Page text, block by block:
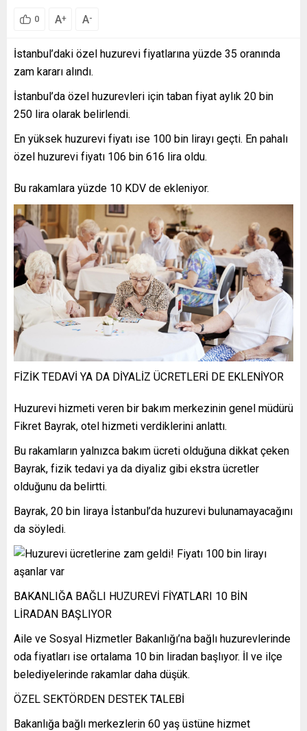
0 A+ A-
İstanbul’daki özel huzurevi fiyatlarına yüzde 35 oranında
zam kararı alındı.
İstanbul’da özel huzurevleri için taban fiyat aylık 20 bin
250 lira olarak belirlendi.
En yüksek huzurevi fiyatı ise 100 bin lirayı geçti. En pahalı
özel huzurevi fiyatı 106 bin 616 lira oldu.
Bu rakamlara yüzde 10 KDV de ekleniyor.
FİZİK TEDAVİ YA DA DİYALİZ ÜCRETLERİ DE EKLENİYOR
Huzurevi hizmeti veren bir bakım merkezinin genel müdürü
Fikret Bayrak, otel hizmeti verdiklerini anlattı.
Bu rakamların yalnızca bakım ücreti olduğuna dikkat çeken
Bayrak, fizik tedavi ya da diyaliz gibi ekstra ücretler
olduğunu da belirtti.
Bayrak, 20 bin liraya İstanbul’da huzurevi bulunamayacağını
da söyledi.
BAKANLIĞA BAĞLI HUZUREVİ FİYATLARI 10 BİN
LİRADAN BAŞLIYOR
Aile ve Sosyal Hizmetler Bakanlığı’na bağlı huzurevlerinde
oda fiyatları ise ortalama 10 bin liradan başlıyor. İl ve ilçe
belediyelerinde rakamlar daha düşük.
ÖZEL SEKTÖRDEN DESTEK TALEBİ
Bakanlığa bağlı merkezlerin 60 yaş üstüne hizmet